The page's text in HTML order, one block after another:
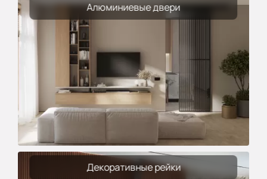
Алюминиевые двери
Декоративные рейки